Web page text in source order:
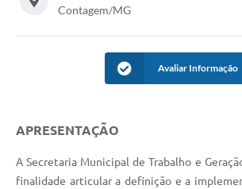
Contagem/MG
Avaliar Informação
APRESENTAÇÃO
A Secretaria Municipal de Trabalho e
finalidade articular a definição e a